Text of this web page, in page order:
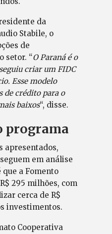
da
Stabile, o
de
setor. “O Paraná é o
criar um FIDC
Esse modelo
de crédito para o
baixos“, disse.
programa
apresentados,
em análise
a Fomento
295 milhões, com
cerca de R$
investimentos.
Cooperativa